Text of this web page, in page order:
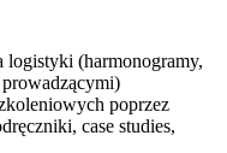
logistyki (harmonogramy,
poprzez
case studies,